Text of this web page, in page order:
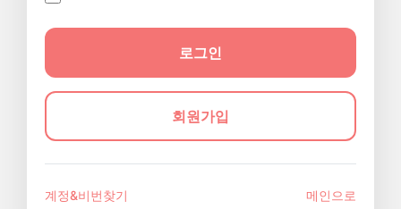
회원가입
계정&비번찾기 메인으로